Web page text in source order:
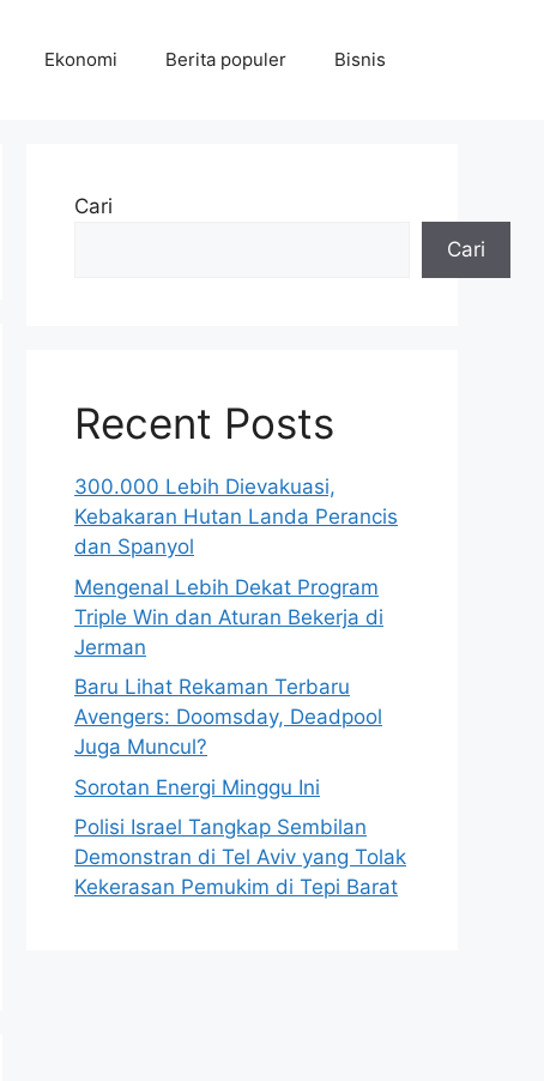
Ekonomi Berita populer Bisnis
Cari
Cari
Recent Posts
300.000 Lebih Dievakuasi,
Kebakaran Hutan Landa Perancis
dan Spanyol
Mengenal Lebih Dekat Program
Triple Win dan Aturan Bekerja di
Jerman
Baru Lihat Rekaman Terbaru
Avengers: Doomsday, Deadpool
Juga Muncul?
Sorotan Energi Minggu Ini
Polisi Israel Tangkap Sembilan
Demonstran di Tel Aviv yang Tolak
Kekerasan Pemukim di Tepi Barat